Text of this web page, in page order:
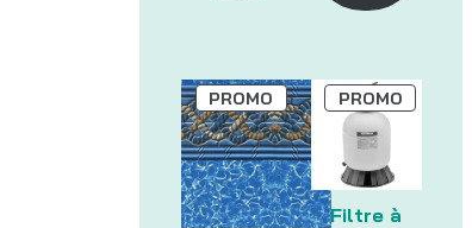
PROMO PRODUIT
EN
PROMOTION
Filtre à
PROMOPRODUIT
EN